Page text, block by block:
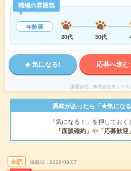
職場の雰囲気
年齢層
20代
30代
気になる! 応募へ進む
派遣会社 株式会社ホットス
興味があったら「★気にな
「気になる！」を押してお
「面談確約」 や 「応募歓迎」
未読 掲載日 2026/08/07